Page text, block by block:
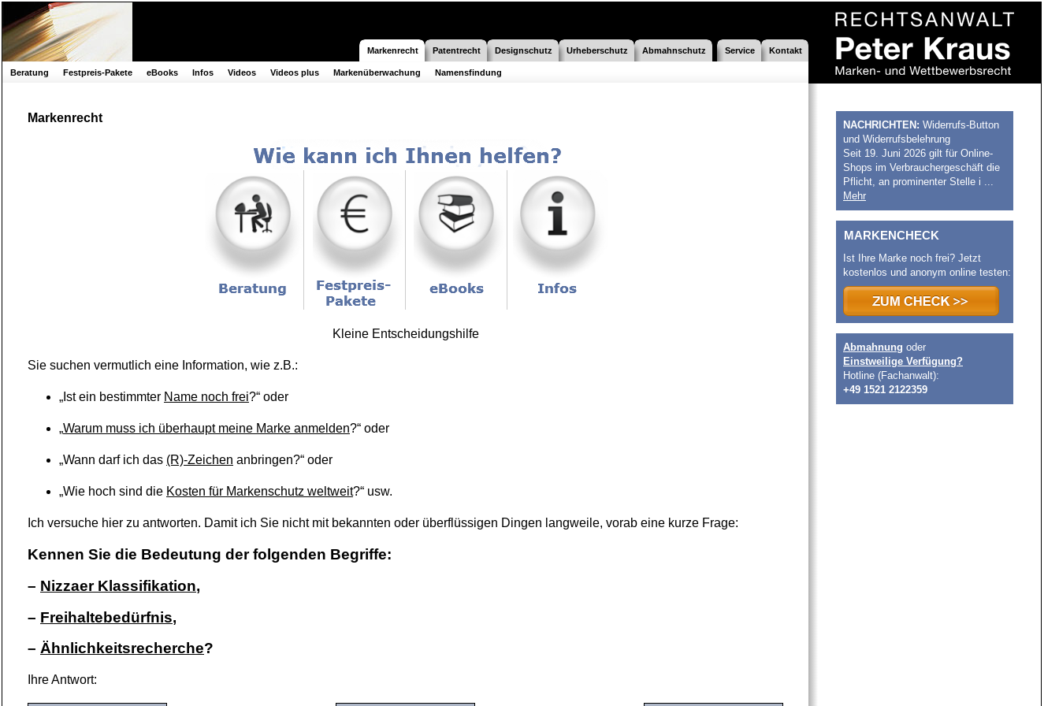
Markenrecht Patentrecht Designschutz Urheberschutz Abmahnschutz Service Kontakt
Beratung Festpreis-Pakete eBooks Infos Videos Videos plus Markenüberwachung Namensfindung
Markenrecht
Kleine Entscheidungshilfe
Sie suchen vermutlich eine Information, wie z.B.:
„Ist ein bestimmter Name noch frei?“ oder
„Warum muss ich überhaupt meine Marke anmelden?“ oder
„Wann darf ich das (R)-Zeichen anbringen?“ oder
„Wie hoch sind die Kosten für Markenschutz weltweit?“ usw.
Ich versuche hier zu antworten. Damit ich Sie nicht mit bekannten oder überflüssigen Dingen langweile, vorab eine kurze Frage:
Kennen Sie die Bedeutung der folgenden Begriffe:
– Nizzaer Klassifikation,
– Freihaltebedürfnis,
– Ähnlichkeitsrecherche?
Ihre Antwort:
NACHRICHTEN: Widerrufs-Button
und Widerrufsbelehrung
Seit 19. Juni 2026 gilt für Online-
Shops im Verbrauchergeschäft die
Pflicht, an prominenter Stelle i ...
Mehr
MARKENCHECK
Ist Ihre Marke noch frei? Jetzt
kostenlos und anonym online testen:
Abmahnung oder
Einstweilige Verfügung?
Hotline (Fachanwalt):
+49 1521 2122359